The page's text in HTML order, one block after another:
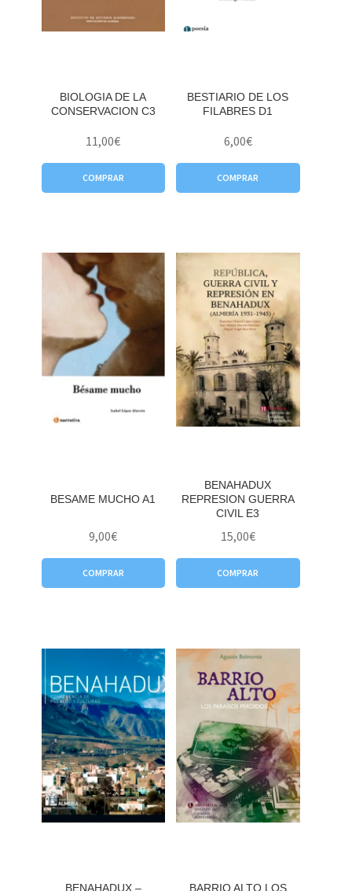
BIOLOGIA DE LA
CONSERVACION C3
11,00€
COMPRAR
BESTIARIO DE LOS
FILABRES D1
6,00€
COMPRAR
BESAME MUCHO A1
9,00€
COMPRAR
BENAHADUX
REPRESION GUERRA
CIVIL E3
15,00€
COMPRAR
BENAHADUX – BARRIO ALTO LOS